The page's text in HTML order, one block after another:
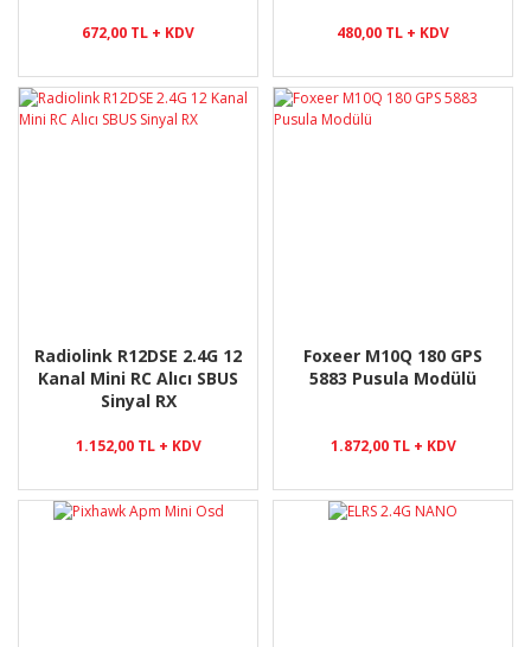
672,00 TL + KDV 480,00 TL + KDV
Radiolink R12DSE 2.4G 12
Kanal Mini RC Alıcı SBUS
Sinyal RX
1.152,00 TL + KDV
Foxeer M10Q 180 GPS
5883 Pusula Modülü
1.872,00 TL + KDV